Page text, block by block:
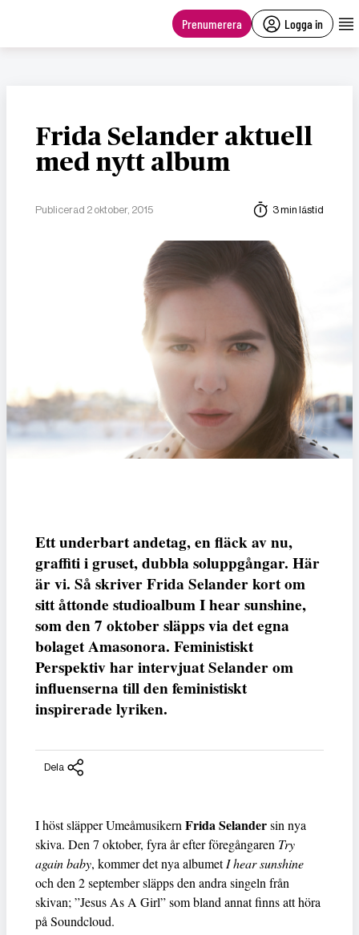
Prenumerera Logga in
Frida Selander aktuell
med nytt album
Publicerad 2 oktober, 2015 3 min lästid
Ett underbart andetag, en fläck av nu,
graffiti i gruset, dubbla soluppgångar. Här
är vi. Så skriver Frida Selander kort om
sitt åttonde studioalbum I hear sunshine,
som den 7 oktober släpps via det egna
bolaget Amasonora. Feministiskt
Perspektiv har intervjuat Selander om
influenserna till den feministiskt
inspirerade lyriken.
Dela
I höst släpper Umeåmusikern Frida Selandersin nya
skiva. Den 7 oktober, fyra år efter föregångaren Try
again baby, kommer det nya albumetI hear sunshine
och den 2 september släpps den andra singeln från
skivan; ”Jesus As A Girl” som bland annat finns att höra
på Soundcloud.